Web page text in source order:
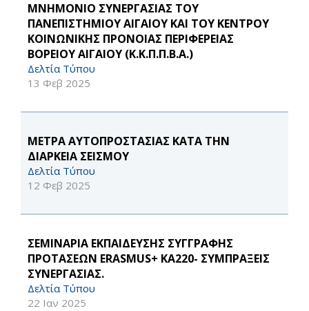
ΜΝΗΜΟΝΙΟ ΣΥΝΕΡΓΑΣΙΑΣ ΤΟΥ
ΠΑΝΕΠΙΣΤΗΜΙΟΥ ΑΙΓΑΙΟΥ ΚΑΙ ΤΟΥ ΚΕΝΤΡΟΥ
ΚΟΙΝΩΝΙΚΗΣ ΠΡΟΝΟΙΑΣ ΠΕΡΙΦΕΡΕΙΑΣ
ΒΟΡΕΙΟΥ ΑΙΓΑΙΟΥ (Κ.Κ.Π.Π.Β.Α.)
Δελτία Τύπου
13 Φεβ 2025
ΜΕΤΡΑ ΑΥΤΟΠΡΟΣΤΑΣΙΑΣ ΚΑΤΑ ΤΗΝ
ΔΙΑΡΚΕΙΑ ΣΕΙΣΜΟΥ
Δελτία Τύπου
12 Φεβ 2025
ΣΕΜΙΝΑΡΙΑ ΕΚΠΑΙΔΕΥΣΗΣ ΣΥΓΓΡΑΦΗΣ
ΠΡΟΤΑΣΕΩΝ ERASMUS+ KA220- ΣΥΜΠΡΑΞΕΙΣ
ΣΥΝΕΡΓΑΣΙΑΣ.
Δελτία Τύπου
22 Ιαν 2025